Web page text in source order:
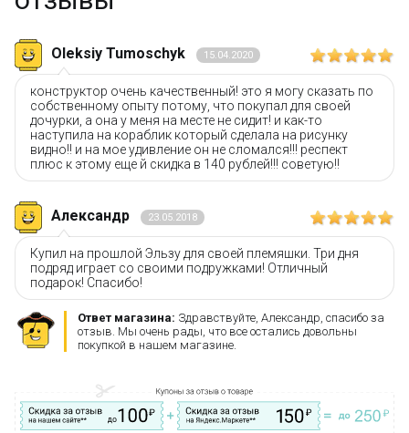
Бесплатная доставка от 3000 рублей;
Дополнительная скидка 10% для постоянных
покупателей;
Новые акции и конкурсы каждый месяц;
Качественные конструкторы и другие игрушки по
низким ценам!
Остались вопросы?Посмотрите раздел: ?
Вопрос–ответ
Oleksiy Tumoschyk 15.04.2020
конструктор очень качественный! это я могу сказать по
собственному опыту потому, что покупал для своей
дочурки, а она у меня на месте не сидит! и как-то
наступила на кораблик который сделала на рисунку
видно!! и на мое удивление он не сломался!!! респект
плюс к этому еще й скидка в 140 рублей!!! советую!!
Александр 23.05.2018
Купил на прошлой Эльзу для своей племяшки. Три дня
подряд играет со своими подружками! Отличный
подарок! Спасибо!
Ответ магазина: Здравствуйте, Александр, спасибо за
отзыв. Мы очень рады, что все остались довольны
покупкой в нашем магазине.